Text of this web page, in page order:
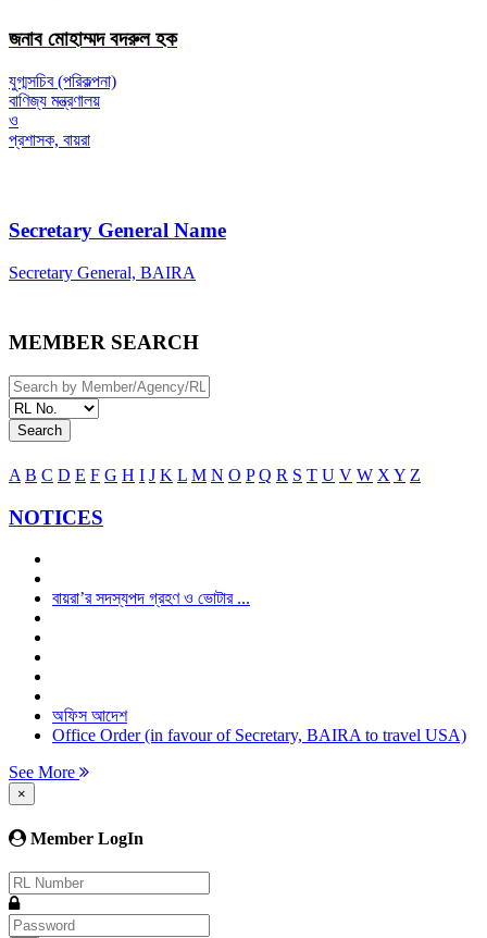
জনাব মোহাম্মদ বদরুল হক
যুগ্মসচিব (পরিকল্পনা)
বাণিজ্য মন্ত্রণালয়
ও
প্রশাসক, বায়রা
Secretary General Name
Secretary General, BAIRA
MEMBER SEARCH
Search
A B C D E F G H I J K L M N O P Q R S T U V W X Y Z
NOTICES
বায়রা’র সদস্যপদ গ্রহণ ও ভোটার ...
অফিস আদেশ
Office Order (in favour of Secretary, BAIRA to travel USA)
See More
×
Member LogIn